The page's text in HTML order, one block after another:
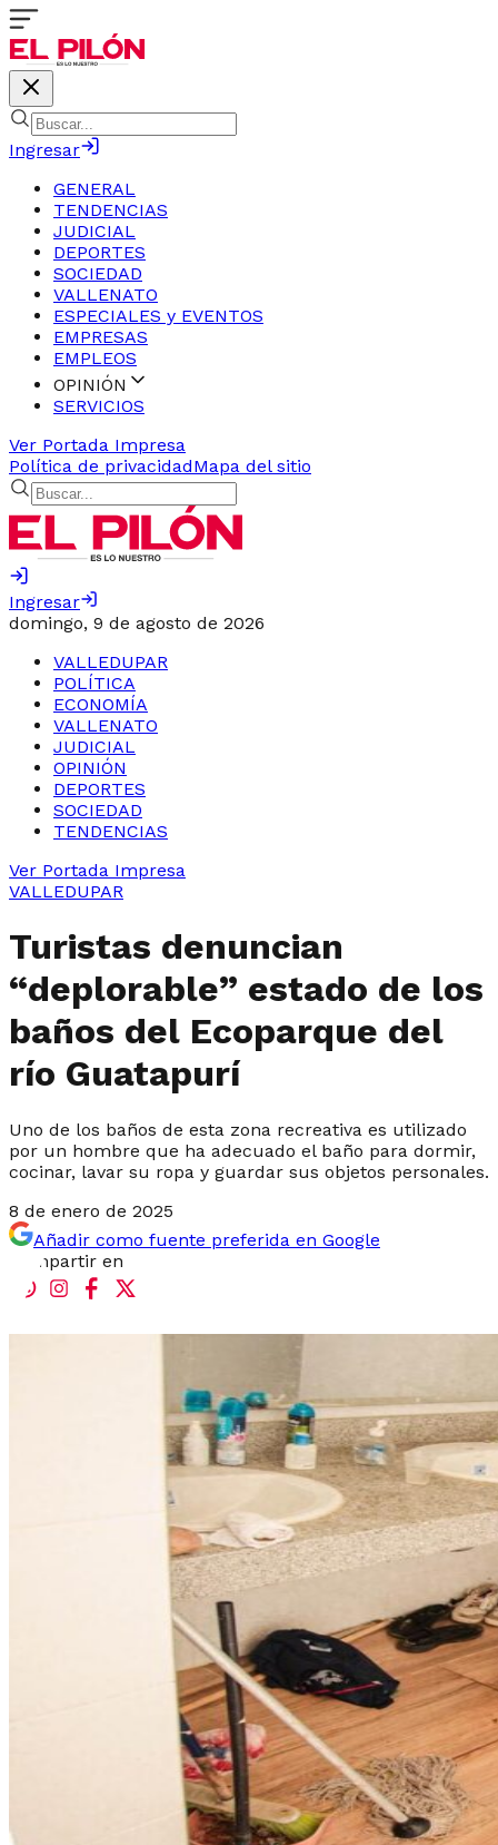
Ingresar
GENERAL
TENDENCIAS
JUDICIAL
DEPORTES
SOCIEDAD
VALLENATO
ESPECIALES y EVENTOS
EMPRESAS
EMPLEOS
OPINIÓN
SERVICIOS
Ver Portada Impresa
Política de privacidadMapa del sitio
Ingresar
domingo, 9 de agosto de 2026
VALLEDUPAR
POLÍTICA
ECONOMÍA
VALLENATO
JUDICIAL
OPINIÓN
DEPORTES
SOCIEDAD
TENDENCIAS
Ver Portada Impresa
VALLEDUPAR
Turistas denuncian
“deplorable” estado de los
baños del Ecoparque del
río Guatapurí
Uno de los baños de esta zona recreativa es utilizado
por un hombre que ha adecuado el baño para dormir,
cocinar, lavar su ropa y guardar sus objetos personales.
8 de enero de 2025
Añadir como fuente preferida en Google
Compartir en